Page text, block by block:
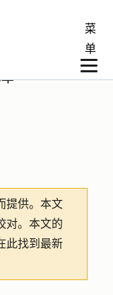
菜
单
供。 本文
对。本文的
此找到最新